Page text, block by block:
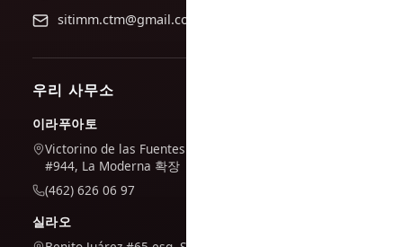
sitimm.ctm@gmail.com
우리 사무소
이라푸아토
Victorino de las Fuentes
#944, La Moderna 확장
(462) 626 06 97
실라오